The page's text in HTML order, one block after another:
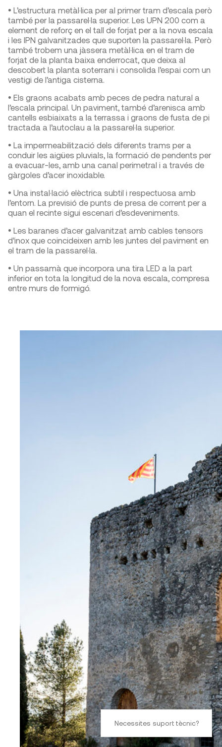
• L’estructura metàl·lica per al primer tram d’escala però
també per la passarel·la superior. Les UPN 200 com a
element de reforç en el tall de forjat per a la nova escala
i les IPN galvanitzades que suporten la passarel·la. Però
també trobem una jàssera metàl·lica en el tram de
forjat de la planta baixa enderrocat, que deixa al
descobert la planta soterrani i consolida l’espai com un
vestigi de l’antiga cisterna.
• Els graons acabats amb peces de pedra natural a
l’escala principal. Un paviment, també d’arenisca amb
cantells esbiaixats a la terrassa i graons de fusta de pi
tractada a l’autoclau a la passarel·la superior.
• La impermeabilització dels diferents trams per a
conduir les aigües pluvials, la formació de pendents per
a evacuar-les, amb una canal perimetral i a través de
gàrgoles d’acer inoxidable.
• Una instal·lació elèctrica subtil i respectuosa amb
l’entorn. La previsió de punts de presa de corrent per a
quan el recinte sigui escenari d’esdeveniments.
• Les baranes d’acer galvanitzat amb cables tensors
d’inox que coincideixen amb les juntes del paviment en
el tram de la passarel·la.
• Un passamà que incorpora una tira LED a la part
inferior en tota la longitud de la nova escala, compresa
entre murs de formigó.
Necessites suport tècnic?